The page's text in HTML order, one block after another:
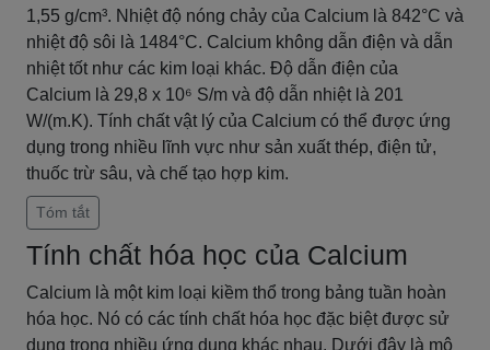
1,55 g/cm³. Nhiệt độ nóng chảy của Calcium là 842°C và
nhiệt độ sôi là 1484°C. Calcium không dẫn điện và dẫn
nhiệt tốt như các kim loại khác. Độ dẫn điện của
Calcium là 29,8 x 10⁶ S/m và độ dẫn nhiệt là 201
W/(m.K). Tính chất vật lý của Calcium có thể được ứng
dụng trong nhiều lĩnh vực như sản xuất thép, điện tử,
thuốc trừ sâu, và chế tạo hợp kim.
Tóm tắt
Tính chất hóa học của Calcium
Calcium là một kim loại kiềm thổ trong bảng tuần hoàn
hóa học. Nó có các tính chất hóa học đặc biệt được sử
dụng trong nhiều ứng dụng khác nhau. Dưới đây là mô